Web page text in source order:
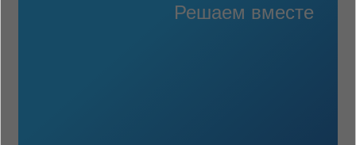
Решаем вместе